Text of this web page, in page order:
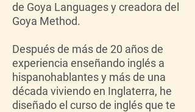
de Goya Languages y creadora del
Goya Method.
Después de más de 20 años de
experiencia enseñando inglés a
hispanohablantes y más de una
década viviendo en Inglaterra, he
diseñado el curso de inglés que te